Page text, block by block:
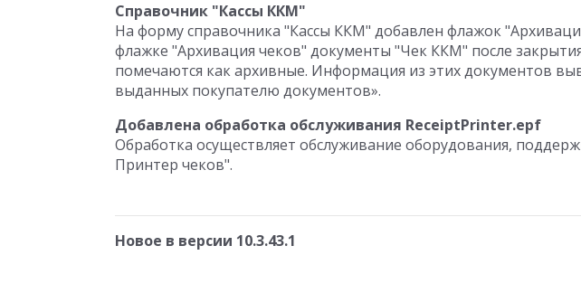
Справочник "Кассы ККМ"
На форму справочника "Кассы ККМ" добавлен флажок
флажке "Архивация чеков" документы "Чек ККМ" после
помечаются как архивные. Информация из этих документов
выданных покупателю документов».
Добавлена обработка обслуживания ReceiptPrinter.epf
Обработка осуществляет обслуживание оборудования,
Принтер чеков".
Новое в версии 10.3.43.1